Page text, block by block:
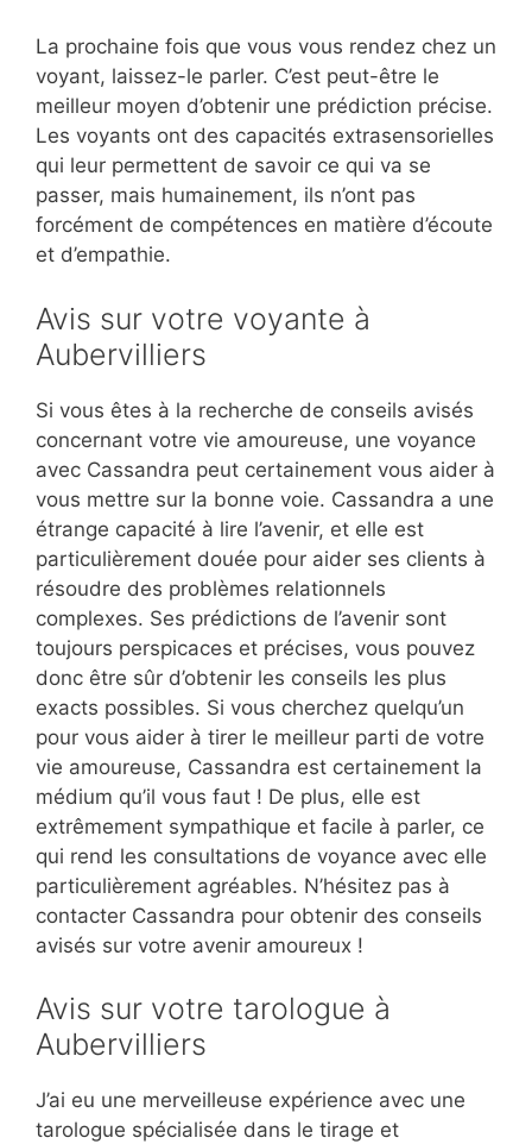
La prochaine fois que vous vous rendez chez un
voyant, laissez-le parler. C’est peut-être le
meilleur moyen d’obtenir une prédiction précise.
Les voyants ont des capacités extrasensorielles
qui leur permettent de savoir ce qui va se
passer, mais humainement, ils n’ont pas
forcément de compétences en matière d’écoute
et d’empathie.
Avis sur votre voyante à
Aubervilliers
Si vous êtes à la recherche de conseils avisés
concernant votre vie amoureuse, une voyance
avec Cassandra peut certainement vous aider à
vous mettre sur la bonne voie. Cassandra a une
étrange capacité à lire l’avenir, et elle est
particulièrement douée pour aider ses clients à
résoudre des problèmes relationnels
complexes. Ses prédictions de l’avenir sont
toujours perspicaces et précises, vous pouvez
donc être sûr d’obtenir les conseils les plus
exacts possibles. Si vous cherchez quelqu’un
pour vous aider à tirer le meilleur parti de votre
vie amoureuse, Cassandra est certainement la
médium qu’il vous faut ! De plus, elle est
extrêmement sympathique et facile à parler, ce
qui rend les consultations de voyance avec elle
particulièrement agréables. N’hésitez pas à
contacter Cassandra pour obtenir des conseils
avisés sur votre avenir amoureux !
Avis sur votre tarologue à
Aubervilliers
J’ai eu une merveilleuse expérience avec une
tarologue spécialisée dans le tirage et